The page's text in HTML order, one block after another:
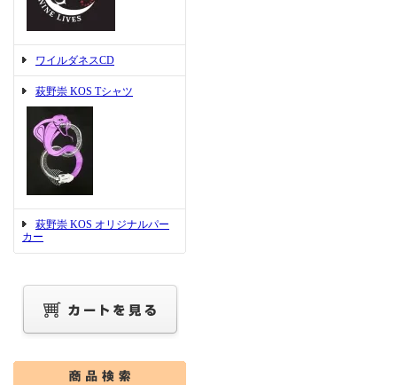
ワイルダネスCD
萩野崇 KOS Tシャツ
萩野崇 KOS オリジナルパー
カー